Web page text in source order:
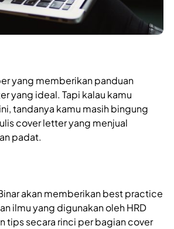
yang memberikan panduan
yang ideal. Tapi kalau kamu
tandanya kamu masih bingung
cover letter yang menjual
padat.
akan memberikan best practice
ilmu yang digunakan oleh HRD
tips secara rinci per bagian cover